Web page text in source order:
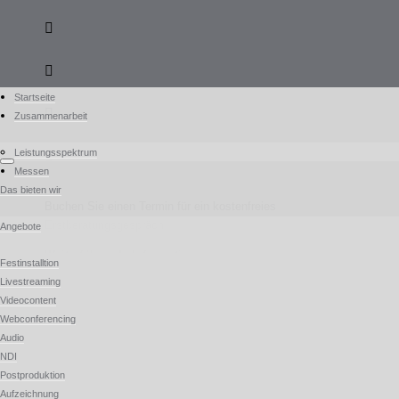
Startseite
Zusammenarbeit
Leistungsspektrum
Messen
Das bieten wir
Angebote
Festinstalltion
Livestreaming
Videocontent
Webconferencing
Audio
NDI
Postproduktion
Aufzeichnung
Impressum